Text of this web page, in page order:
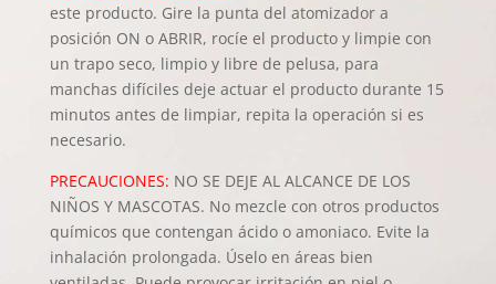
este producto. Gire la punta del atomizador a
posición ON o ABRIR, rocíe el producto y limpie con
un trapo seco, limpio y libre de pelusa, para
manchas difíciles deje actuar el producto durante 15
minutos antes de limpiar, repita la operación si es
necesario.
PRECAUCIONES: NO SE DEJE AL ALCANCE DE LOS
NIÑOS Y MASCOTAS. No mezcle con otros productos
químicos que contengan ácido o amoniaco. Evite la
inhalación prolongada. Úselo en áreas bien